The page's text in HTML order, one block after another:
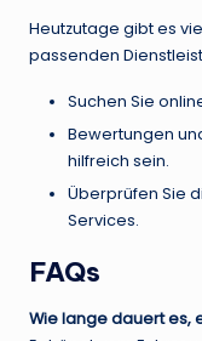
Heutzutage gibt es
passenden
Suchen Sie
Bewertungen
hilfreich sein.
Überprüfen Sie
Services.
FAQs
Wie lange dauert es,